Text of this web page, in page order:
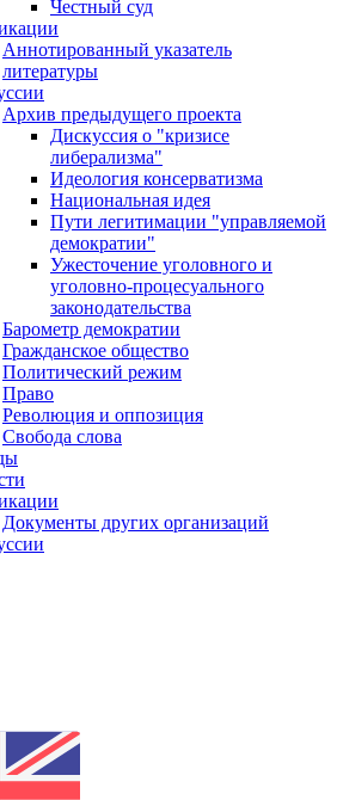
Честный суд
Аннотированный указатель
литературы
Архив предыдущего проекта
Дискуссия о "кризисе
либерализма"
Идеология консерватизма
Национальная идея
Пути легитимации "управляемой
демократии"
Ужесточение уголовного и
уголовно-процесуального
законодательства
Барометр демократии
Гражданское общество
Политический режим
Право
Революция и оппозиция
Свобода слова
Документы других организаций